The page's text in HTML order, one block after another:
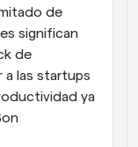
algo
de
significan
de
a las startups
ya